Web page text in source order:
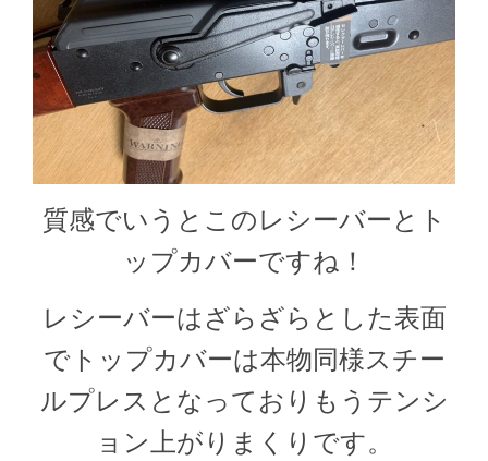
質感でいうとこのレシーバーとト
ップカバーですね！
レシーバーはざらざらとした表面
でトップカバーは本物同様スチー
ルプレスとなっておりもうテンシ
ョン上がりまくりです。